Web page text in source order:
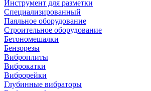
Инструмент для разметки
Специализированный
Паяльное оборудование
Строительное оборудование
Бетономешалки
Бензорезы
Виброплиты
Виброкатки
Виброрейки
Глубинные вибраторы